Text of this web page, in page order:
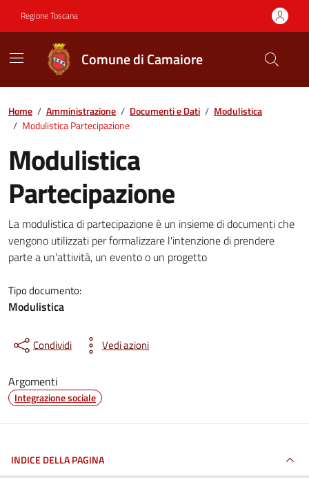
Regione Toscana
Comune di Camaiore
Contenuti in evidenza
Home / Amministrazione / Documenti e Dati / Modulistica
/ Modulistica Partecipazione
Modulistica
Partecipazione
Dettagli del documento
La modulistica di partecipazione è un insieme di documenti che
vengono utilizzati per formalizzare l'intenzione di prendere
parte a un'attività, un evento o un progetto
Tipo documento:
Modulistica
Condividi Vedi azioni
Argomenti
Integrazione sociale
INDICE DELLA PAGINA